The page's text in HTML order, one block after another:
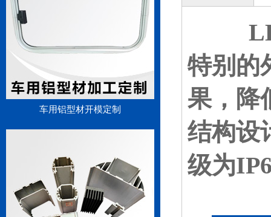
车用铝型材开模定制
特别的
果，降
结构设
级为